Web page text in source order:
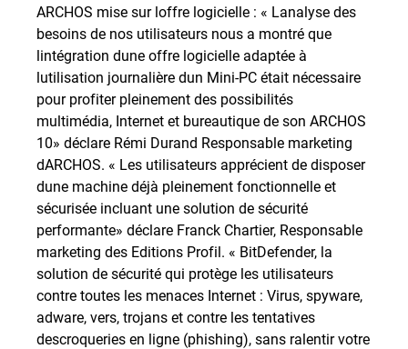
ARCHOS mise sur loffre logicielle : « Lanalyse des
besoins de nos utilisateurs nous a montré que
lintégration dune offre logicielle adaptée à
lutilisation journalière dun Mini-PC était nécessaire
pour profiter pleinement des possibilités
multimédia, Internet et bureautique de son ARCHOS
10» déclare Rémi Durand Responsable marketing
dARCHOS. « Les utilisateurs apprécient de disposer
dune machine déjà pleinement fonctionnelle et
sécurisée incluant une solution de sécurité
performante» déclare Franck Chartier, Responsable
marketing des Editions Profil. « BitDefender, la
solution de sécurité qui protège les utilisateurs
contre toutes les menaces Internet : Virus, spyware,
adware, vers, trojans et contre les tentatives
descroqueries en ligne (phishing), sans ralentir votre